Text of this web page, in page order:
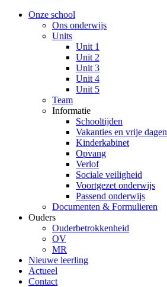
Onze school
Ons onderwijs
Units
Unit 1
Unit 2
Unit 3
Unit 4
Unit 5
Team
Informatie
Schooltijden
Vakanties en vrije dagen
Kinderkabinet
Opvang
Verlof
Sociale veiligheid
Voortgezet onderwijs
Passend onderwijs
Documenten & Formulieren
Ouders
Ouderbetrokkenheid
OV
MR
Nieuwe leerling
Actueel
Contact